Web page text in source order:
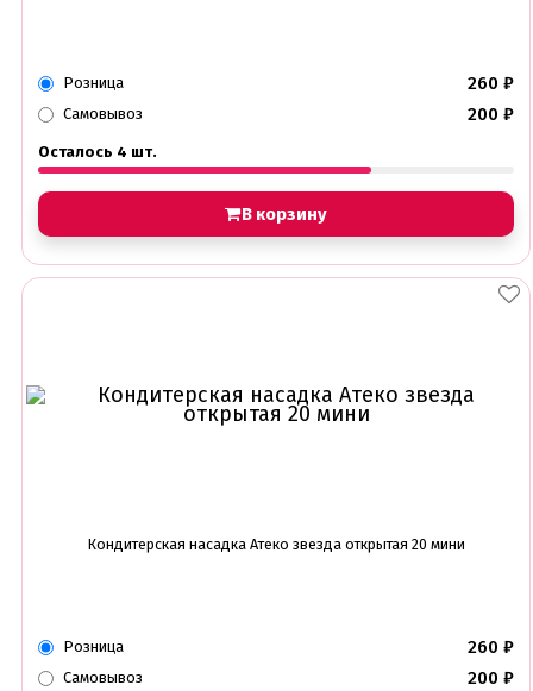
Розница 260 ₽
Самовывоз 200 ₽
Осталось 4 шт.
В корзину
Кондитерская насадка Атеко звезда открытая 20 мини
Розница 260 ₽
Самовывоз 200 ₽